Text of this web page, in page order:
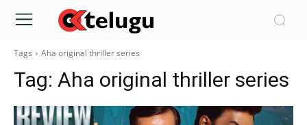
Tags Aha original thriller series
Tag: Aha original thriller series